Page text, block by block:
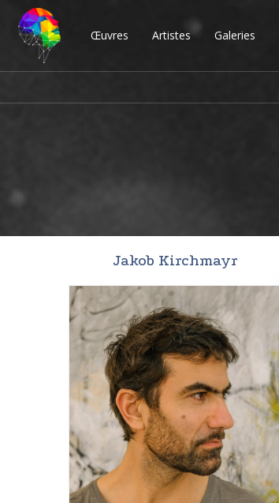
Œuvres Artistes Galeries
Jakob Kirchmayr